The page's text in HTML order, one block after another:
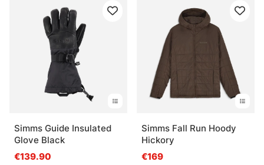
Simms Guide Insulated
Glove Black
€139.90
Simms Fall Run Hoody
Hickory
€169